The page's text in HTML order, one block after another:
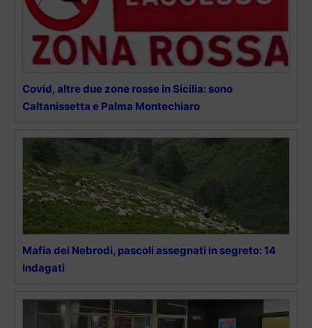
Covid, altre due zone rosse in Sicilia: sono
Caltanissetta e Palma Montechiaro
Mafia dei Nebrodi, pascoli assegnati in segreto: 14
indagati